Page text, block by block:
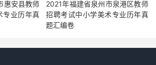
惠安县教师
专业历年真
2021年福建省泉州市泉港区教师
招聘考试中小学美术专业历年真
题汇编卷